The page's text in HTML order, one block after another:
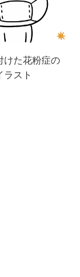
けた花粉症の
ラスト